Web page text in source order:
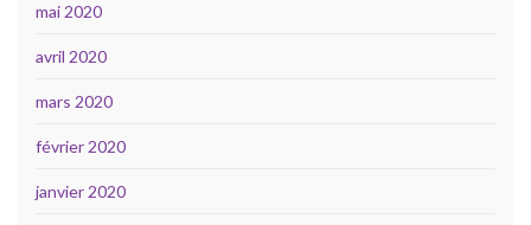
mai 2020
avril 2020
mars 2020
février 2020
janvier 2020